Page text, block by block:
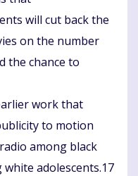
will cut back the
on the number
the chance to
work that
to motion
among black
adolescents.17